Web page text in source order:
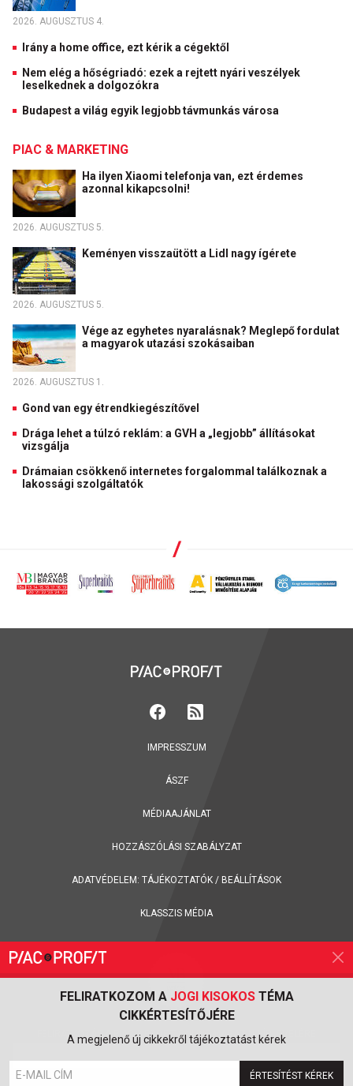
FELIRATKOZOM A JOGI KISOKOSTÉMA
CIKKÉRTESÍTŐJÉRE
A megjelenő új cikkekről tájékoztatást kérek
ÉRTESÍTÉST KÉREK
2026. AUGUSZTUS 4.
Irány a home office, ezt kérik a cégektől
Nem elég a hőségriadó: ezek a rejtett nyári veszélyek
leselkednek a dolgozókra
Budapest a világ egyik legjobb távmunkás városa
PIAC & MARKETING
Ha ilyen Xiaomi telefonja van, ezt érdemes
azonnal kikapcsolni!
2026. AUGUSZTUS 5.
Keményen visszaütött a Lidl nagy ígérete
2026. AUGUSZTUS 5.
Vége az egyhetes nyaralásnak? Meglepő fordulat
a magyarok utazási szokásaiban
2026. AUGUSZTUS 1.
Gond van egy étrendkiegészítővel
Drága lehet a túlzó reklám: a GVH a „legjobb” állításokat
vizsgálja
Drámaian csökkenő internetes forgalommal találkoznak a
lakossági szolgáltatók
IMPRESSZUM
ÁSZF
MÉDIAAJÁNLAT
HOZZÁSZÓLÁSI SZABÁLYZAT
ADATVÉDELEM: TÁJÉKOZTATÓK / BEÁLLÍTÁSOK
KLASSZIS MÉDIA
FELIRATKOZÁS A PIAC & PROFIT ONLINE MAGAZIN HÍRLEVELÉRE